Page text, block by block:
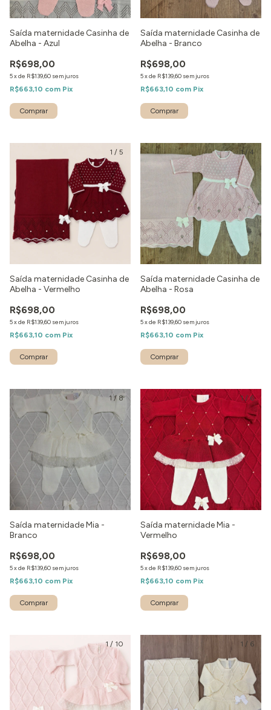
Saída maternidade Casinha de
Abelha - Azul
R$698,00
5xde R$139,60 sem juros
R$663,10 com Pix
Comprar
Saída maternidade Casinha de
Abelha - Branco
R$698,00
5xde R$139,60 sem juros
R$663,10 com Pix
Comprar
1 / 5
Saída maternidade Casinha de
Abelha - Vermelho
R$698,00
5xde R$139,60 sem juros
R$663,10 com Pix
Comprar
1/4
Saída maternidade Casinha de
Abelha - Rosa
R$698,00
5xde R$139,60 sem juros
R$663,10 com Pix
Comprar
1 / 8
Saída maternidade Mia -
Branco
R$698,00
5xde R$139,60 sem juros
R$663,10 com Pix
Comprar
1/6
Saída maternidade Mia -
Vermelho
R$698,00
5xde R$139,60 sem juros
R$663,10 com Pix
Comprar
1 / 10 1 / 6